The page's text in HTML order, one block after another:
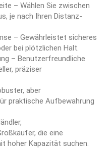
– Wählen Sie zwischen
je nach Ihren Distanz-
– Gewährleistet sicheres
bei plötzlichen Halt.
– Benutzerfreundliche
präziser
aber
praktische Aufbewahrung
die eine
hoher Kapazität suchen.